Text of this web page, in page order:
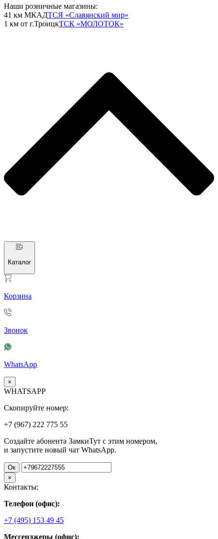
Наши розничные магазины:
41 км МКАДТСЯ «Славянский мир»
1 км от г.ТроицкТСК «МОЛОТОК»
Каталог
Корзина
Звонок
WhatsApp
×
WHATSAPP
Скопируйте номер:
+7 (967) 222 775 55
Создайте абонента ЗамкиТут с этим номером,
и запустите новый чат WhatsApp.
Ок
×
Контакты:
Телефон (офис):
+7 (495) 153 49 45
Мессенджеры (офис):